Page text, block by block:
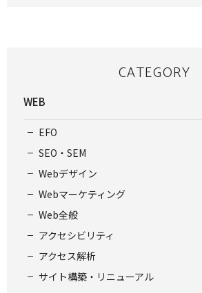
CATEGORY
WEB
EFO
SEO・SEM
Webデザイン
Webマーケティング
Web全般
アクセシビリティ
アクセス解析
サイト構築・リニューアル